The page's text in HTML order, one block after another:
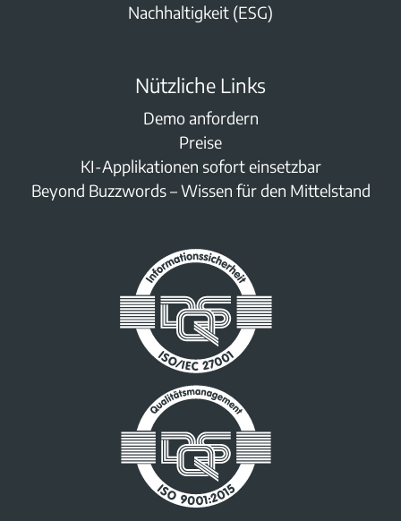
Nachhaltigkeit (ESG)
Nützliche Links
Demo anfordern
Preise
KI-Applikationen sofort einsetzbar
Beyond Buzzwords – Wissen für den Mittelstand